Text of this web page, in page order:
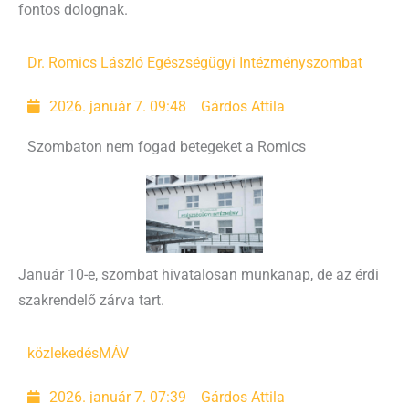
fontos dolognak.
Dr. Romics László Egészségügyi Intézményszombat
2026. január 7. 09:48 Gárdos Attila
Szombaton nem fogad betegeket a Romics
Január 10-e, szombat hivatalosan munkanap, de az érdi
szakrendelő zárva tart.
közlekedésMÁV
2026. január 7. 07:39 Gárdos Attila